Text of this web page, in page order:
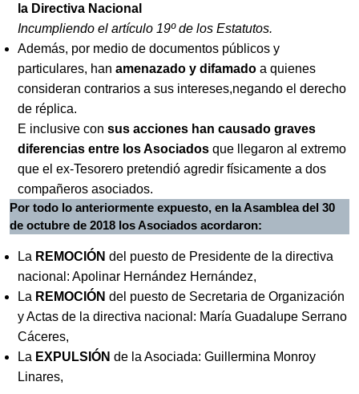
la Directiva Nacional
Incumpliendo el artículo 19º de los Estatutos.
Además, por medio de documentos públicos y
particulares, han amenazado y difamado a quienes
consideran contrarios a sus intereses,negando el derecho
de réplica.
E inclusive con sus acciones han causado graves
diferencias entre los Asociados que llegaron al extremo
que el ex-Tesorero pretendió agredir físicamente a dos
compañeros asociados.
Por todo lo anteriormente expuesto, en la Asamblea del 30
de octubre de 2018 los Asociados acordaron:
La REMOCIÓN del puesto de Presidente de la directiva
nacional: Apolinar Hernández Hernández,
La REMOCIÓN del puesto de Secretaria de Organización
y Actas de la directiva nacional: María Guadalupe Serrano
Cáceres,
La EXPULSIÓN de la Asociada: Guillermina Monroy
Linares,